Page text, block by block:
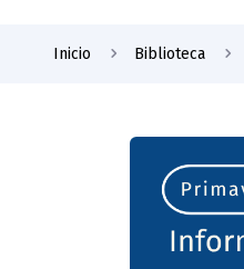
Inicio Biblioteca